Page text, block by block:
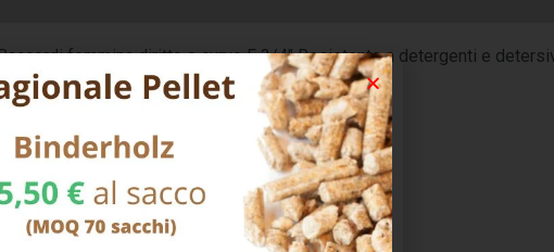
femmina diritto e curvo F 3/4″ Resistente a detergenti e